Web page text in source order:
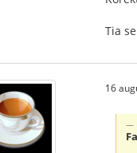
Tia
16